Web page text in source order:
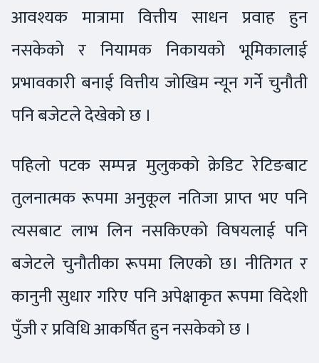
आवश्यक मात्रामा वित्तीय साधन प्रवाह हुन
नसकेको र नियामक निकायको भूमिकालाई
प्रभावकारी बनाई वित्तीय जोखिम न्यून गर्ने चुनौती
पनि बजेटले देखेको छ ।
पहिलो पटक सम्पन्न मुलुकको क्रेडिट रेटिङबाट
तुलनात्मक रूपमा अनुकूल नतिजा प्राप्त भए पनि
त्यसबाट लाभ लिन नसकिएको विषयलाई पनि
बजेटले चुनौतीका रूपमा लिएको छ। नीतिगत र
कानुनी सुधार गरिए पनि अपेक्षाकृत रूपमा विदेशी
पुँजी र प्रविधि आकर्षित हुन नसकेको छ ।